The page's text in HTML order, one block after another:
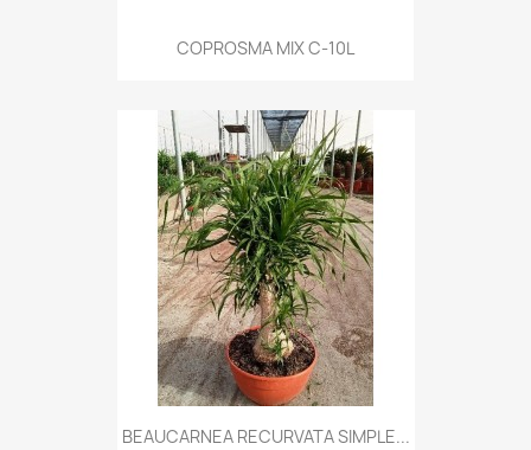
COPROSMA MIX C-10L
BEAUCARNEA RECURVATA SIMPLE...